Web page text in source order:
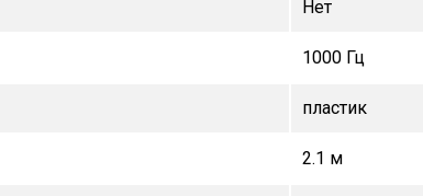
Нет
1000 Гц
пластик
2.1 м